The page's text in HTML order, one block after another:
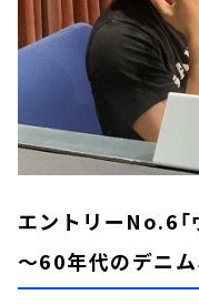
エントリーNo.6「
～60年代のデニム